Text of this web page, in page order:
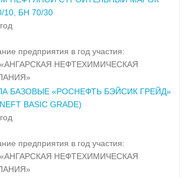
10, БН 70/30
предприятия в год участия:
НЕФТЕХИМИЧЕСКАЯ
БАЗОВЫЕ «РОСНЕФТЬ БЭЙСИК ГРЕЙД»
BASIC GRADE)
предприятия в год участия:
НЕФТЕХИМИЧЕСКАЯ